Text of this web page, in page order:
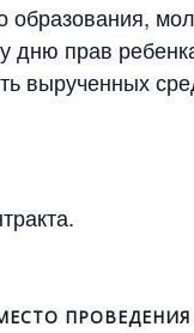
образования,
прав
вырученных
ПРОВЕДЕНИЯ